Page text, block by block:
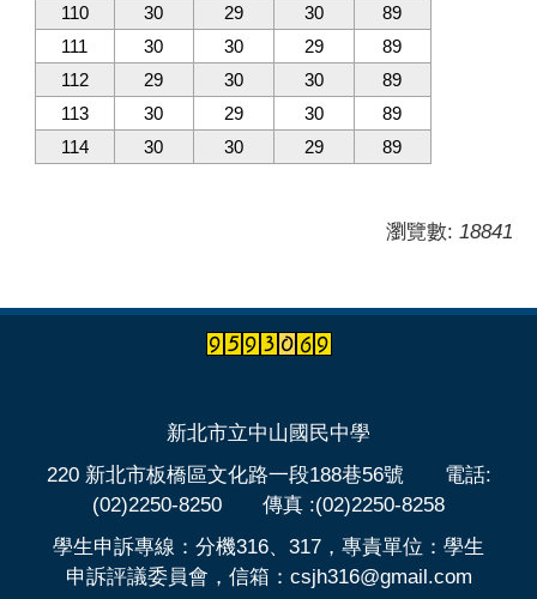
110
30 29 30
89
111
30 30 29
89
112
29 30 30
89
113
30 29 30
89
114
30 30 29 89
瀏覽數: 18841
新北市立中山國民中學
220 新北市板橋區文化路一段188巷56號 電話:
(02)2250-8250 傳真 :(02)2250-8258
學生申訴專線：分機316、317，專責單位：學生
申訴評議委員會，信箱：csjh316@gmail.com